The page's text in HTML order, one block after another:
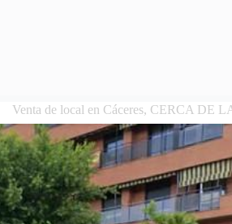
Venta de local en Cáceres, CERCA DE